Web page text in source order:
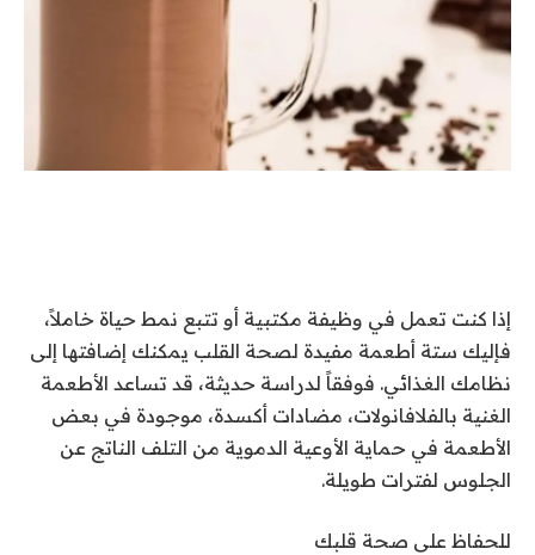
إذا كنت تعمل في وظيفة مكتبية أو تتبع نمط حياة خاملاً،
فإليك ستة أطعمة مفيدة لصحة القلب يمكنك إضافتها إلى
نظامك الغذائي. فوفقاً لدراسة حديثة، قد تساعد الأطعمة
الغنية بالفلافانولات، مضادات أكسدة، موجودة في بعض
الأطعمة في حماية الأوعية الدموية من التلف الناتج عن
الجلوس لفترات طويلة.
للحفاظ على صحة قلبك